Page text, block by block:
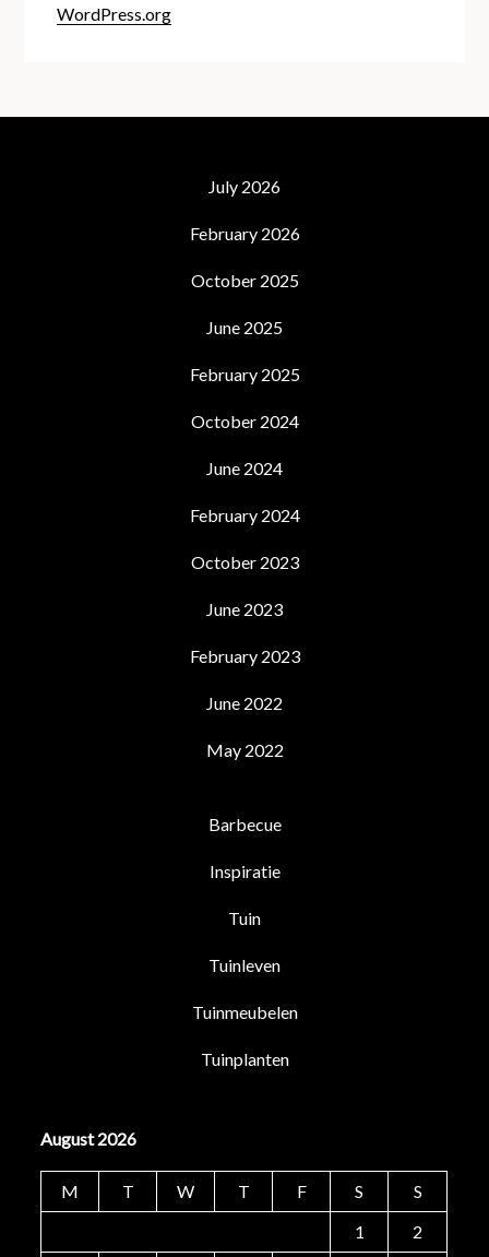
WordPress.org
July 2026
February 2026
October 2025
June 2025
February 2025
October 2024
June 2024
February 2024
October 2023
June 2023
February 2023
June 2022
May 2022
Barbecue
Inspiratie
Tuin
Tuinleven
Tuinmeubelen
Tuinplanten
August 2026
M T W T F S
S
1
2